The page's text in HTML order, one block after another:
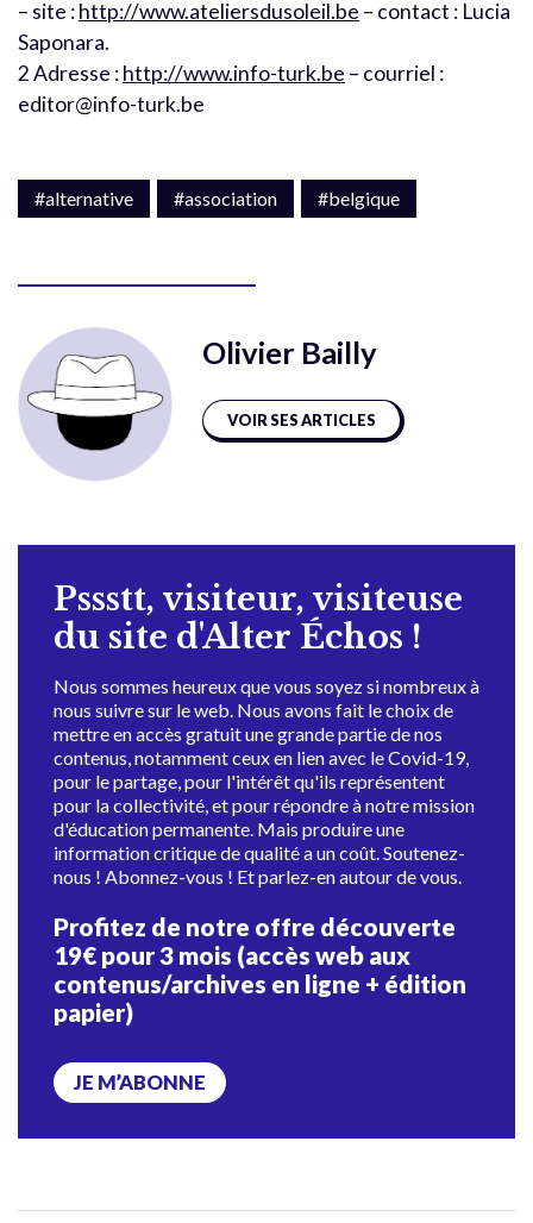
– site :http://www.ateliersdusoleil.be – contact : Lucia
Saponara.
2 Adresse :http://www.info-turk.be – courriel :
editor@info-turk.be
#alternative #association #belgique
Olivier Bailly
VOIR SES ARTICLES
Pssstt, visiteur, visiteuse
du site d'Alter Échos !
Nous sommes heureux que vous soyez si nombreux à
nous suivre sur le web. Nous avons fait le choix de
mettre en accès gratuit une grande partie de nos
contenus, notamment ceux en lien avec le Covid-19,
pour le partage, pour l'intérêt qu'ils représentent
pour la collectivité, et pour répondre à notre mission
d'éducation permanente. Mais produire une
information critique de qualité a un coût. Soutenez-
nous ! Abonnez-vous ! Et parlez-en autour de vous.
Profitez de notre offre découverte
19€ pour 3 mois (accès web aux
contenus/archives en ligne + édition
papier)
JE M’ABONNE